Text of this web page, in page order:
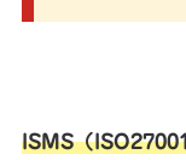
ISMS（